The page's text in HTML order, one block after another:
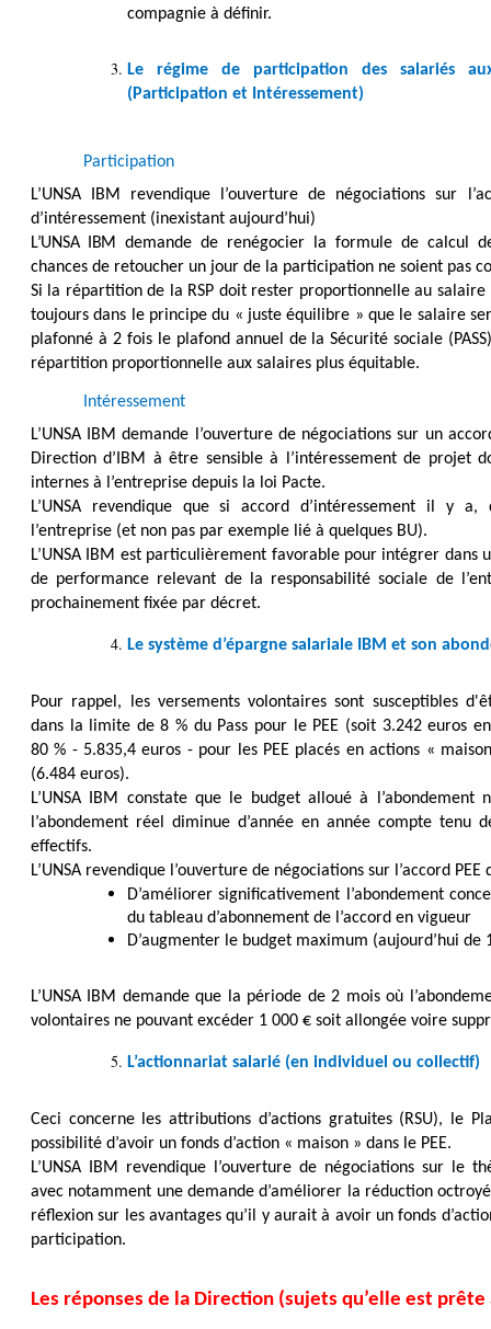
compagnie à définir.
Le régime de participation des salariés
(Participation et Intéressement)
Participation
L’UNSA IBM revendique l’ouverture de négociations sur
d’intéressement (inexistant aujourd’hui)
L’UNSA IBM demande de renégocier la formule de calcul
chances de retoucher un jour de la participation ne soient pas
Si la répartition de la RSP doit rester proportionnelle au salaire
toujours dans le principe du « juste équilibre » que le salaire
plafonné à 2 fois le plafond annuel de la Sécurité sociale
répartition proportionnelle aux salaires plus équitable.
Intéressement
L’UNSA IBM demande l’ouverture de négociations sur un
Direction d’IBM à être sensible à l’intéressement de projet
internes à l’entreprise depuis la loi Pacte.
L’UNSA revendique que si accord d’intéressement il y
l’entreprise (et non pas par exemple lié à quelques BU).
L’UNSA IBM est particulièrement favorable pour intégrer dans
de performance relevant de la responsabilité sociale de
prochainement fixée par décret.
Le système d’épargne salariale IBM et son
Pour rappel, les versements volontaires sont susceptibles
dans la limite de 8 % du Pass pour le PEE (soit 3.242 euros
80 % - 5.835,4 euros - pour les PEE placés en actions «
(6.484 euros).
L’UNSA IBM constate que le budget alloué à
l’abondement réel diminue d’année en année compte tenu
effectifs.
L’UNSA revendique l’ouverture de négociations sur l’accord PEE
D’améliorer significativement l’abondement
du tableau d’abonnement de l’accord en vigueur
D’augmenter le budget maximum (aujourd’hui de
L’UNSA IBM demande que la période de 2 mois où
volontaires ne pouvant excéder 1 000 € soit allongée voire
L’actionnariat salarié (en individuel ou collectif)
Ceci concerne les attributions d’actions gratuites (RSU), le
possibilité d’avoir un fonds d’action « maison » dans le PEE.
L’UNSA IBM revendique l’ouverture de négociations sur le
avec notamment une demande d’améliorer la réduction
réflexion sur les avantages qu’il y aurait à avoir un fonds
participation.
Les réponses de la Direction (sujets qu’elle est